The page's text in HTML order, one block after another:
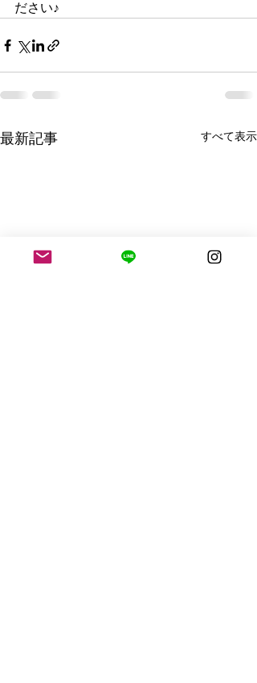
ださい♪
最新記事 すべて表示